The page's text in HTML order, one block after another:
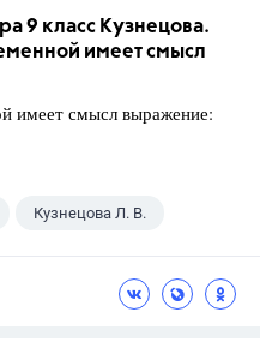
9 класс Кузнецова.
имеет смысл
имеет смысл выражение:
Кузнецова Л. В.